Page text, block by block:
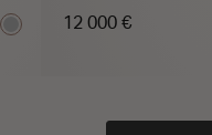
12 000 €